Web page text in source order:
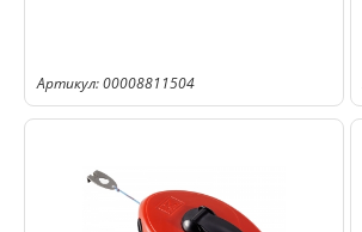
Артикул: 00008811504